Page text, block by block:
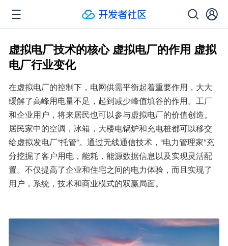
虚拟电厂技术的核心 虚拟电厂的作用 虚拟
电厂行业变化
在虚拟电厂的控制下，电网供需平衡起着重要作用，大大
缓解了高峰用电量不足，起到减少峰值填谷的作用。工厂
和企业用户，将来居民也可以参与虚拟电厂的价值创造。
居民家中的空调，冰箱，大楼电锅炉和充电桩都可以移交
给虚拟发电厂“托管”。通过无线通信技术，“电力管理家”充
分挖掘了客户用电，能耗，能源数据信息以及实现灵活配
置。不仅提高了企业和住宅之间的电力体验，而且实现了
用户，系统，技术和商业模式的双赢局面。